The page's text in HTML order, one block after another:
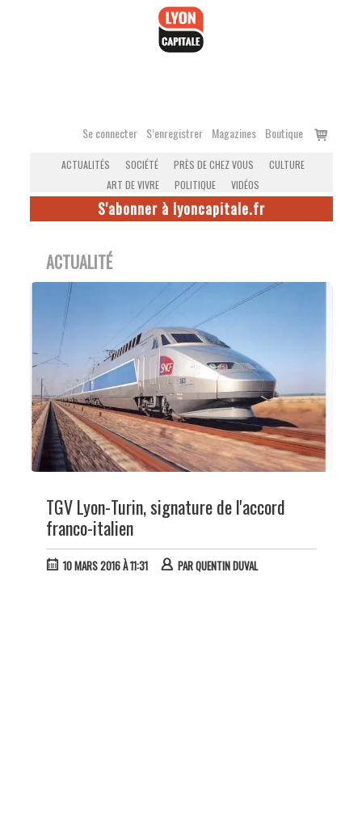
Se connecter S’enregistrer Magazines Boutique
Voir
ACTUALITÉS SOCIÉTÉ PRÈS DE CHEZ VOUS
CULTURE
ART DE VIVRE
POLITIQUE VIDÉOS
S'abonner à lyoncapitale.fr
ACTUALITÉ
TGV Lyon-Turin, signature de l'accord
franco-italien
10 MARS 2016 À 11:31 PARQUENTIN DUVAL